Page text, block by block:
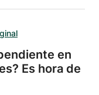
en
Es hora de